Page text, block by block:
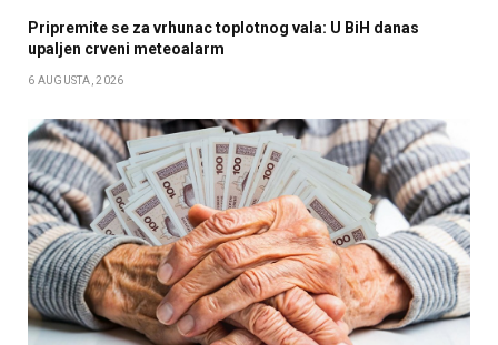
Pripremite se za vrhunac toplotnog vala: U BiH danas
upaljen crveni meteoalarm
6 AUGUSTA, 2026